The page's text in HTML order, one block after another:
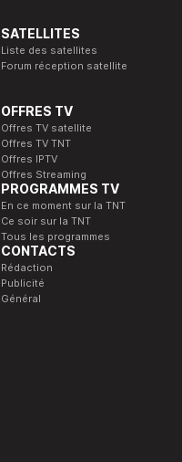
SATELLITES
Liste des satellites
Forum réception satellite
OFFRES TV
Offres TV satellite
Offres TV TNT
Offres IPTV
Offres Streaming
PROGRAMMES TV
En ce moment sur la TNT
Ce soir sur la TNT
Tous les programmes
CONTACTS
Rédaction
Publicité
Général